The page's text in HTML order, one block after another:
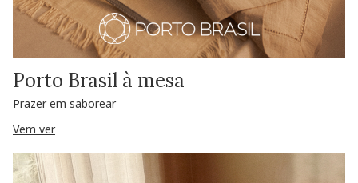
Porto Brasil à mesa
Prazer em saborear
Vem ver